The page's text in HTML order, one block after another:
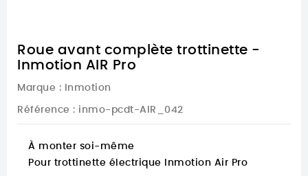
Roue avant complète trottinette -
Inmotion AIR Pro
Marque : Inmotion
Référence : inmo-pcdt-AIR_042
À monter soi-même
Pour trottinette électrique Inmotion Air Pro